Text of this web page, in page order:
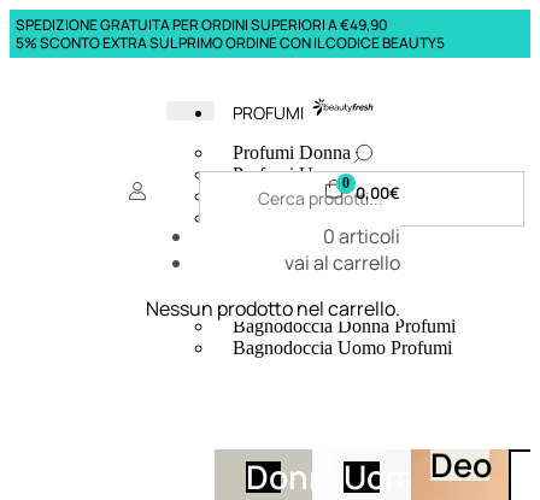
SPEDIZIONE GRATUITA PER ORDINI SUPERIORI A €49,90
5% SCONTO EXTRA SUL PRIMO ORDINE CON IL CODICE BEAUTY5
PROFUMI
Profumi Donna
Profumi Uomo
Deodoranti Donna
Corpo Donna
Corpo Uomo
Creme Mani
Bagnodoccia Donna Profumi
Bagnodoccia Uomo Profumi
DonnaUomoDeo
0 0,00€
0articoli
vai al carrello
Nessun prodotto nel carrello.